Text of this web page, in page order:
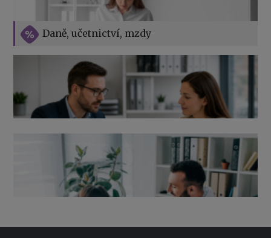
Daně, učetnictví, mzdy
Vše o překážkách v práci na straně zaměstnavatele
Výpověď ze zdravotních důvodů 2026 – průvodce pro
zaměstnavatele